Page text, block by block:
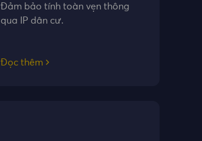
Đảm bảo tính toàn vẹn thông
qua IP dân cư.
Đọc thêm